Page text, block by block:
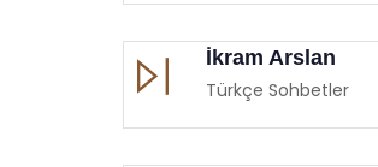
İkram Arslan
Türkçe Sohbetler